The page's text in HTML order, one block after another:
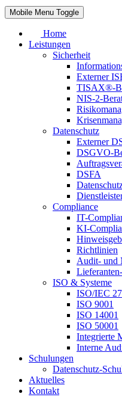
Mobile Menu Toggle
Home
Leistungen
Sicherheit
Externer
TISAX®-
NIS-2-
Datenschutz
Externer
DSGVO-
DSFA
Compliance
IT-
KI-
Richtlinien
Audit- und
ISO & Systeme
ISO/IEC
ISO 9001
ISO 14001
ISO 50001
Integrierte
Interne
Schulungen
Datenschutz-
Aktuelles
Kontakt